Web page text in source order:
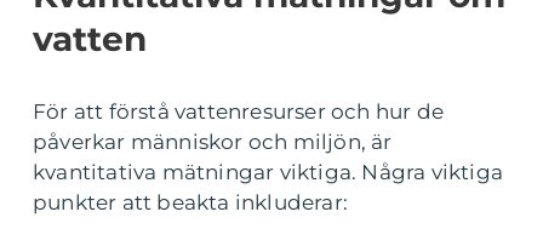
vatten
För att förstå vattenresurser och hur de
påverkar människor och miljön, är
kvantitativa mätningar viktiga. Några viktiga
punkter att beakta inkluderar: